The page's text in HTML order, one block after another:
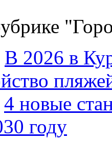
В 2026 в
4 новые
году